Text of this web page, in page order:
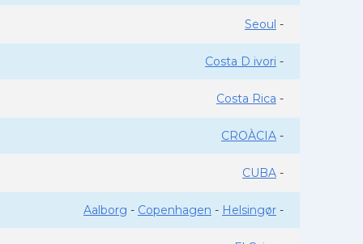
Seoul -
Costa D ivori -
Costa Rica -
CROÀCIA -
CUBA -
Aalborg - Copenhagen - Helsingør -